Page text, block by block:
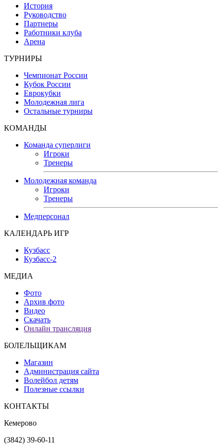
История
Руководство
Партнеры
Работники клуба
Арена
ТУРНИРЫ
Чемпионат России
Кубок России
Еврокубки
Молодежная лига
Остальные турниры
КОМАНДЫ
Команда суперлиги
Игроки
Тренеры
Молодежная команда
Игроки
Тренеры
Медперсонал
КАЛЕНДАРЬ ИГР
Кузбасс
Кузбасс-2
МЕДИА
Фото
Архив фото
Видео
Скачать
Онлайн трансляция
БОЛЕЛЬЩИКАМ
Магазин
Администрация сайта
Волейбол детям
Полезные ссылки
КОНТАКТЫ
Кемерово
(3842) 39-60-11